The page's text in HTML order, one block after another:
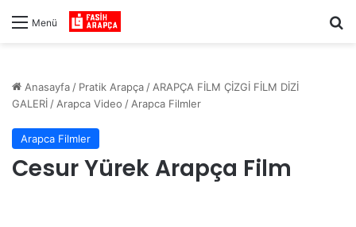
Menü
Anasayfa / Pratik Arapça / ARAPÇA FİLM ÇİZGİ FİLM DİZİ
GALERİ / Arapca Video / Arapca Filmler
Arapca Filmler
Cesur Yürek Arapça Film